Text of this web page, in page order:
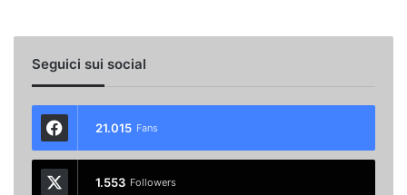
Seguici sui social
21.015 Fans
1.553 Followers